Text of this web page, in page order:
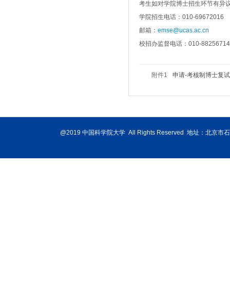
考生如对学院博士招生环节有异
学院招生电话：010-69672016
邮箱：emse@ucas.ac.cn
校招办监督电话：010-88256714
附件1 申请-考核制博士复
@2019 中国科学院大学 All Rights Reserved 地址：北京市